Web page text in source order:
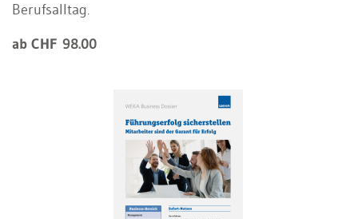
Berufsalltag.
ab CHF 98.00